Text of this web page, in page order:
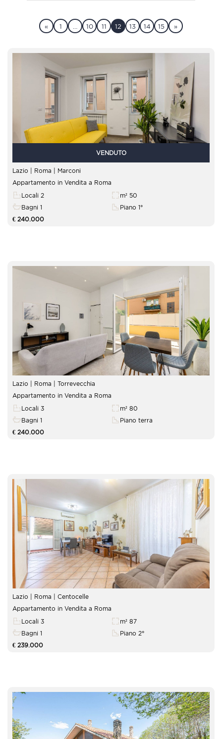
« 1 10 11 12 13 14 15 »
VENDUTO
Marconi
Appartamento in Vendita a Roma
Locali 2
m² 50
Bagni 1
Piano 1°
€ 240.000
Torrevecchia
Appartamento in Vendita a Roma
Locali 3
m² 80
Bagni 1
Piano terra
€ 240.000
Centocelle
Appartamento in Vendita a Roma
Locali 3
m² 87
Bagni 1
Piano 2°
€ 239.000